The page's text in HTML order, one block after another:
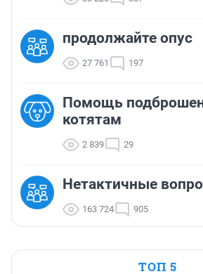
продолжайте опус
27 761 197
Помощь
котятам
2 839 29
Нетактичные
163 724 905
ТОП 5